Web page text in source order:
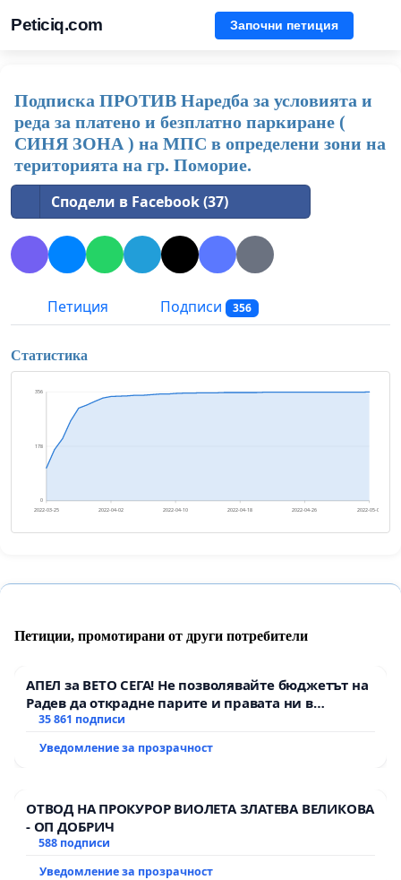
Peticiq.com Започни петиция
Подписка ПРОТИВ Наредба за условията и
реда за платено и безплатно паркиране (
СИНЯ ЗОНА ) на МПС в определени зони на
територията на гр. Поморие.
Сподели в Facebook (37)
Петиция Подписи 356
Статистика
0
178
356
2022-03-25 2022-04-02 2022-04-10 2022-04-18 2022-04-26 2022-05-04
Петиции, промотирани от други потребители
АПЕЛ за ВЕТО СЕГА! Не позволявайте бюджетът на
Радев да открадне парите и правата ни в
тъмното
35 861 подписи
Уведомление за прозрачност
ОТВОД НА ПРОКУРОР ВИОЛЕТА ЗЛАТЕВА ВЕЛИКОВА
- ОП ДОБРИЧ
588 подписи
Уведомление за прозрачност